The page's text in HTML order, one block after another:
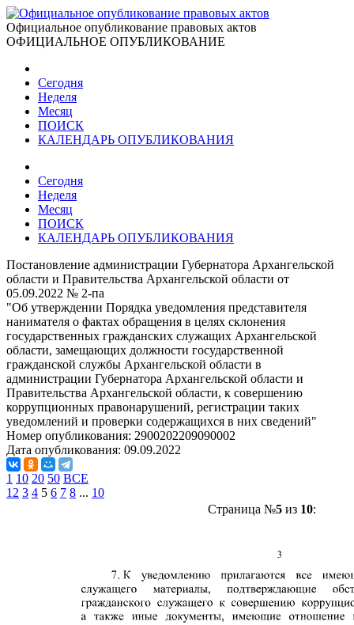
Официальное опубликование правовых актов
ОФИЦИАЛЬНОЕ ОПУБЛИКОВАНИЕ
Сегодня
Неделя
Месяц
ПОИСК
КАЛЕНДАРЬ ОПУБЛИКОВАНИЯ
Сегодня
Неделя
Месяц
ПОИСК
КАЛЕНДАРЬ ОПУБЛИКОВАНИЯ
Постановление администрации Губернатора Архангельской
области и Правительства Архангельской области от
05.09.2022 № 2-па
"Об утверждении Порядка уведомления представителя
нанимателя о фактах обращения в целях склонения
государственных гражданских служащих Архангельской
области, замещающих должности государственной
гражданской службы Архангельской области в
администрации Губернатора Архангельской области и
Правительства Архангельской области, к совершению
коррупционных правонарушений, регистрации таких
уведомлений и проверки содержащихся в них сведений"
Номер опубликования: 2900202209090002
Дата опубликования: 09.09.2022
1 10 20 50 ВСЕ
1 2 3 4 5 6 7 8 ... 10
Страница №5из 10: